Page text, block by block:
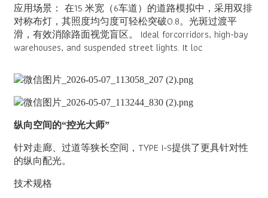
应用场景： 在15 米宽（6车道）的道路模拟中，采用双排
对称布灯，其照度均匀度可轻松突破0.8。光斑过渡平
滑，有效消除路面视觉盲区。 Ideal forcorridors, high-bay
warehouses, and suspended street lights. It loc
纵向空间的“控光大师”
针对走廊、过道等狭长空间，TYPE I-S提供了更具针对性
的纵向配光。
技术规格